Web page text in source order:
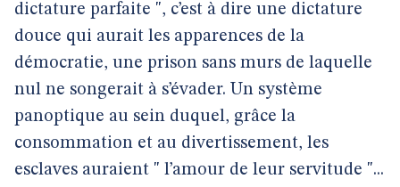
dictature parfaite ", c’est à dire une dictature
douce qui aurait les apparences de la
démocratie, une prison sans murs de laquelle
nul ne songerait à s’évader. Un système
panoptique au sein duquel, grâce la
consommation et au divertissement, les
esclaves auraient " l’amour de leur servitude "...